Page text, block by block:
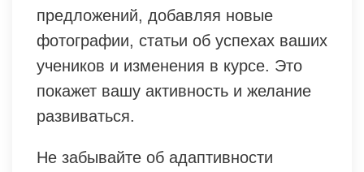
предложений, добавляя новые
фотографии, статьи об успехах ваших
учеников и изменения в курсе. Это
покажет вашу активность и желание
развиваться.
Не забывайте об адаптивности